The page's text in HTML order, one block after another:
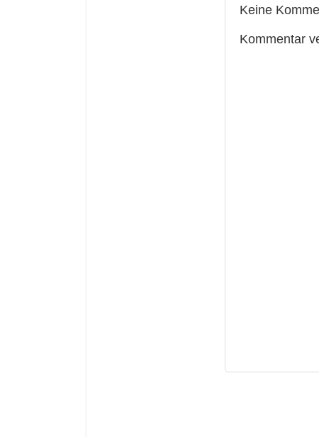
Keine
Kommentar